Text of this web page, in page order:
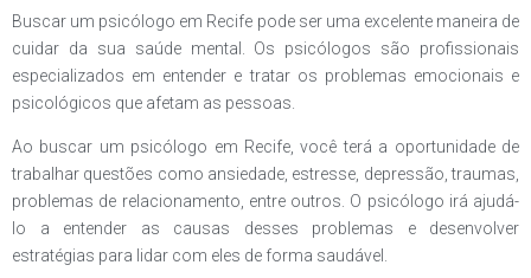
Buscar um psicólogo em Recife pode ser uma excelente maneira de
cuidar da sua saúde mental. Os psicólogos são profissionais
especializados em entender e tratar os problemas emocionais e
psicológicos que afetam as pessoas.
Ao buscar um psicólogo em Recife, você terá a oportunidade de
trabalhar questões como ansiedade, estresse, depressão, traumas,
problemas de relacionamento, entre outros. O psicólogo irá ajudá-
lo a entender as causas desses problemas e desenvolver
estratégias para lidar com eles de forma saudável.